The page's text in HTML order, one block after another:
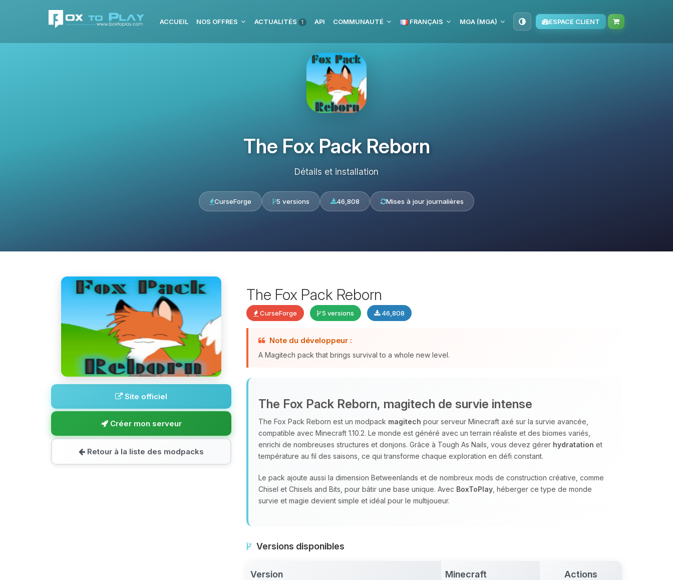
ACCUEIL NOS OFFRES ACTUALITÉS 1 API COMMUNAUTÉ FRANÇAIS MGA (MGA) ESPACE CLIENT
The Fox Pack Reborn
Détails et installation
CurseForge 5 versions 46,808 Mises à jour journalières
Site officiel
Créer mon serveur
Retour à la liste des modpacks
The Fox Pack Reborn
CurseForge 5 versions 46,808
Note du développeur :
A Magitech pack that brings survival to a whole new level.
The Fox Pack Reborn, magitech de survie intense
The Fox Pack Reborn est un modpack magitech pour serveur Minecraft axé sur la survie avancée,
compatible avec Minecraft 1.10.2. Le monde est généré avec un terrain réaliste et des biomes variés,
enrichi de nombreuses structures et donjons. Grâce à Tough As Nails, vous devez gérer hydratation et
température au fil des saisons, ce qui transforme chaque exploration en défi constant.
Le pack ajoute aussi la dimension Betweenlands et de nombreux mods de construction créative, comme
Chisel et Chisels and Bits, pour bâtir une base unique. Avec BoxToPlay , héberger ce type de monde
survie et magie devient simple et idéal pour le multijoueur.
Versions disponibles
Version Minecraft Actions